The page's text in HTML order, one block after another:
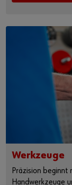
Werkzeuge
Präzision beginnt
Handwerkzeuge